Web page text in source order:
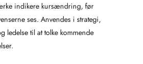
indikere kursændring, før
ses. Anvendes i strategi,
ledelse til at tolke kommende